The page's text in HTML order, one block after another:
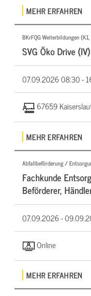
MEHR ERFAHREN
BKrFQG Weiterbildungen
SVG Öko Drive
07.09.202608:30 -
67659
MEHR ERFAHREN
Abfallbeförderung /
Fachkunde
Beförderer,
07.09.2026 -
Online
MEHR ERFAHREN